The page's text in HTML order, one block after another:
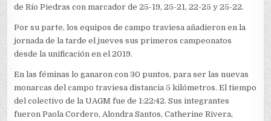
de Río Piedras con marcador de 25-19, 25-21, 22-25 y 25-22.
Por su parte, los equipos de campo traviesa añadieron en la
jornada de la tarde el jueves sus primeros campeonatos
desde la unificación en el 2019.
En las féminas lo ganaron con 30 puntos, para ser las nuevas
monarcas del campo traviesa distancia 5 kilómetros. El tiempo
del colectivo de la UAGM fue de 1:22:42. Sus integrantes
fueron Paola Cordero, Alondra Santos, Catherine Rivera,